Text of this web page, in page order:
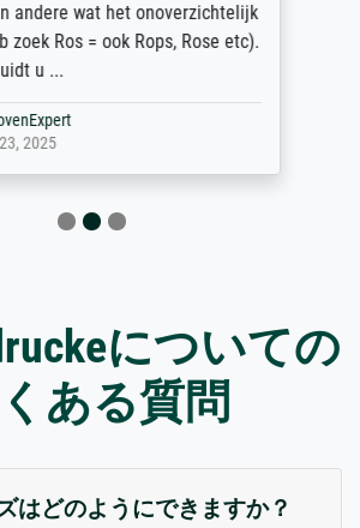
andere wat het onoverzichtelijk
zoek Ros = ook Rops, Rose etc).
u ...
2025
についての
ある質問
はどのようにできますか？